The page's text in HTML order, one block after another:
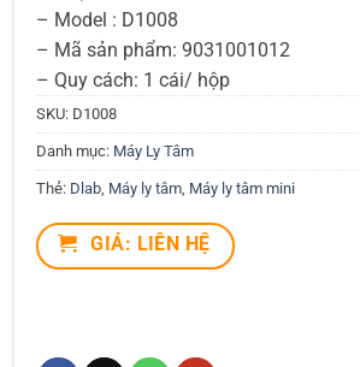
– Model : D1008
– Mã sản phẩm: 9031001012
– Quy cách: 1 cái/ hộp
SKU: D1008
Danh mục: Máy Ly Tâm
Thẻ: Dlab, Máy ly tâm, Máy ly tâm mini
GIÁ: LIÊN HỆ